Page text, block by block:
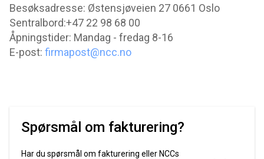
Besøksadresse: Østensjøveien 27 0661 Oslo
Sentralbord:+47 22 98 68 00
Åpningstider: Mandag - fredag 8-16
E-post: firmapost@ncc.no
Spørsmål om fakturering?
Har du spørsmål om fakturering eller NCCs